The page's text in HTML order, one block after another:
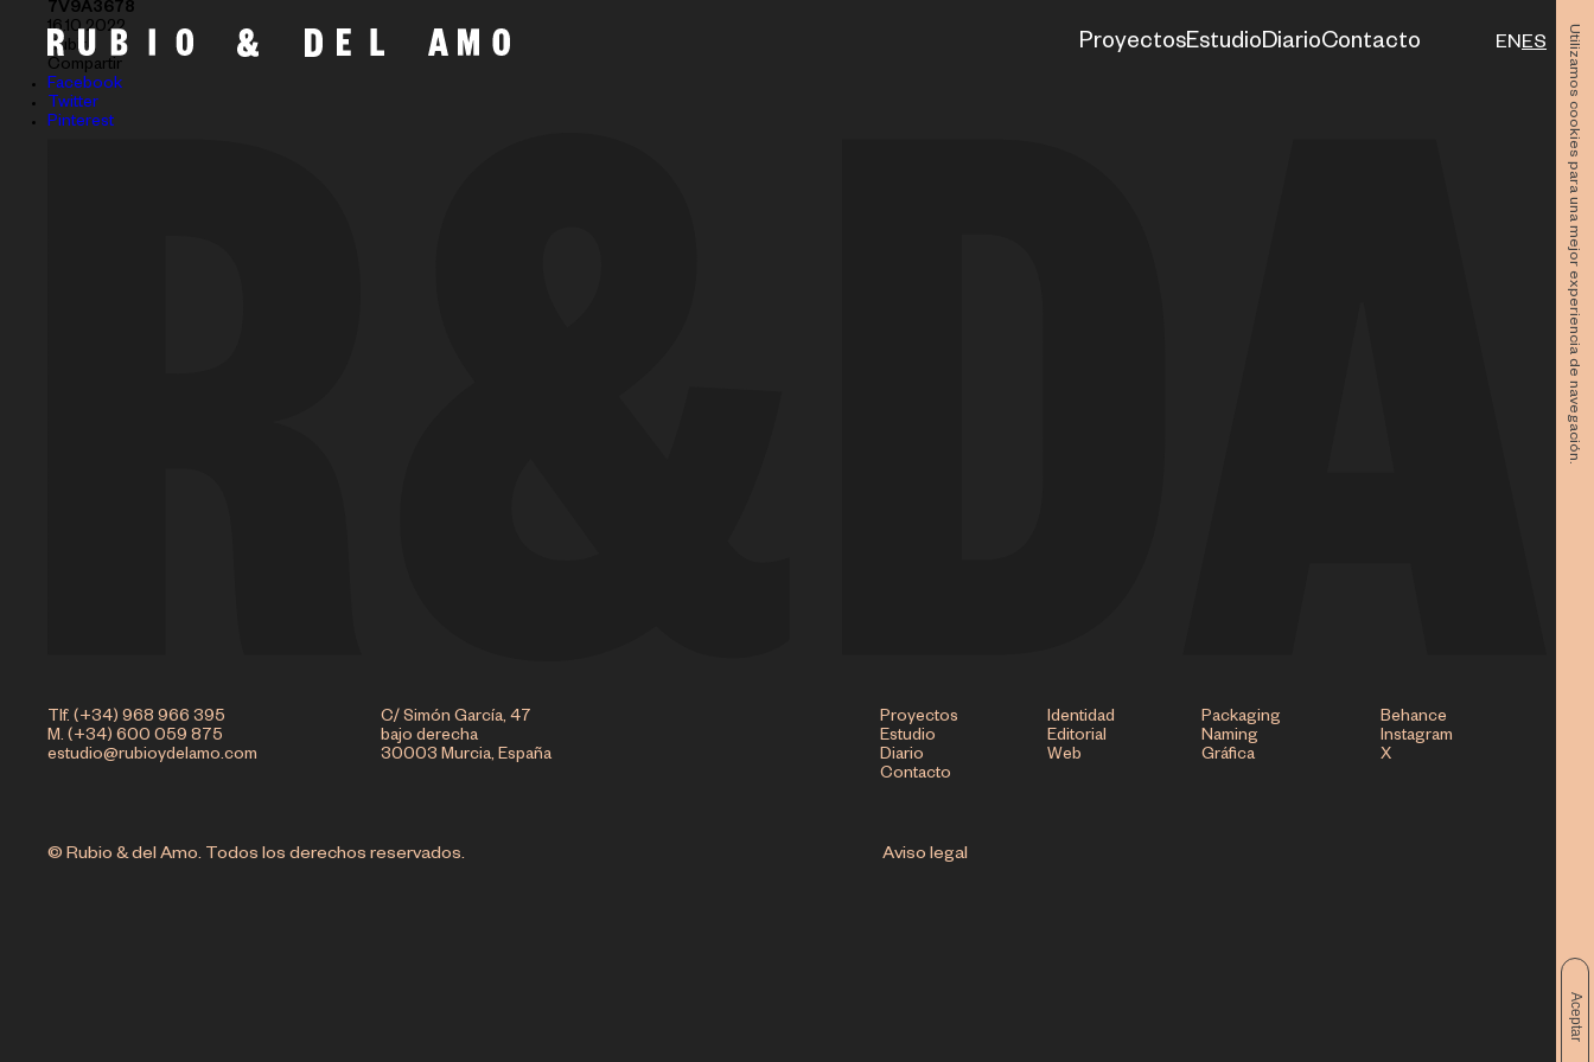
Utilizamos cookies para una mejor experiencia de navegación.
Aceptar
ProyectosEstudioDiarioContacto ENES
7V9A3678
16.10.2022
Subir
Compartir
Facebook
Twitter
Pinterest
Tlf. (+34) 968 966 395
M. (+34) 600 059 875
estudio@rubioydelamo.com
C/ Simón García, 47
bajo derecha
30003 Murcia, España
Proyectos
Estudio
Diario
Contacto
Identidad
Packaging
Editorial
Naming
Web
Gráfica
Behance
Instagram
X
© Rubio & del Amo. Todos los derechos reservados. Aviso legal